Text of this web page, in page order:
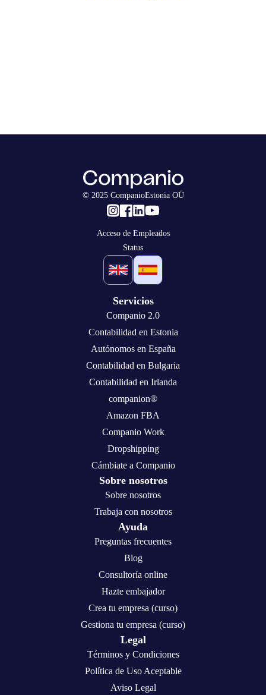
© 2025 CompanioEstonia OÜ
Acceso de Empleados
Status
Servicios
Companio 2.0
Contabilidad en Estonia
Autónomos en España
Contabilidad en Bulgaria
Contabilidad en Irlanda
companion®
Amazon FBA
Companio Work
Dropshipping
Cámbiate a Companio
Sobre nosotros
Sobre nosotros
Trabaja con nosotros
Ayuda
Preguntas frecuentes
Blog
Consultoría online
Hazte embajador
Crea tu empresa (curso)
Gestiona tu empresa (curso)
Legal
Términos y Condiciones
Política de Uso Aceptable
Aviso Legal